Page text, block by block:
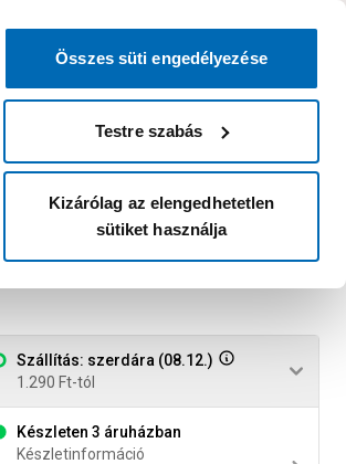
Összes süti engedélyezése
Testre szabás
Kizárólag az elengedhetetlen
sütiket használja
bejelentkezni?
Belépés Listáim
Áruházak és szolgáltatások
Szállítás: szerdára (08.12.)
1.290 Ft-tól
Készleten 3 áruházban
Készletinformáció